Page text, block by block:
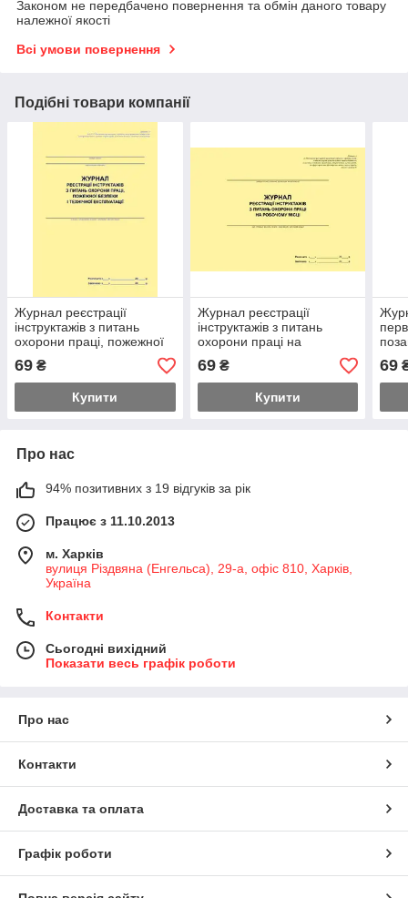
Законом не передбачено повернення та обмін даного товару
належної якості
Всі умови повернення
Подібні товари компанії
Журнал реєстрації
інструктажів з питань
охорони праці, пожежної
безпеки і технічної
експлуатації
69 ₴
Купити
Журнал реєстрації
інструктажів з питань
охорони праці на
робочому місці (для
закладів Міносвіти)
69₴
Купити
освіт
69
Про нас
94% позитивних з 19 відгуків за рік
Працює з 11.10.2013
м. Харків
вулиця Різдвяна (Енгельса), 29-а, офіс 810, Харків,
Україна
Контакти
Сьогодні вихідний
Показати весь графік роботи
Про нас
Контакти
Доставка та оплата
Графік роботи